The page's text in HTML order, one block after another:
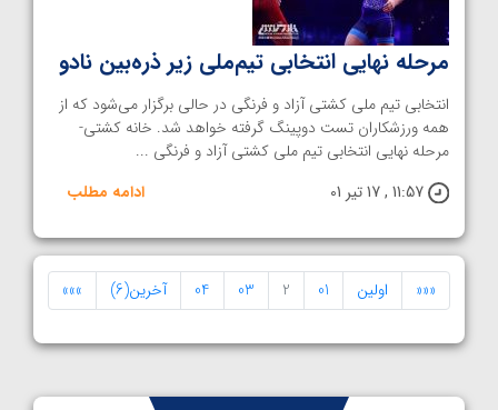
مرحله نهایی انتخابی تیم‌ملی زیر ذره‌بین نادو
انتخابی تیم ملی کشتی آزاد و فرنگی در حالی برگزار می‌شود که از
همه ورزشکاران تست دوپینگ گرفته خواهد شد. خانه کشتی-
مرحله نهایی انتخابی تیم ملی کشتی آزاد و فرنگی ...
11:57 , 17 تیر 01
ادامه مطلب
««« اولین 01
2
03
04 آخرین(6) »»»